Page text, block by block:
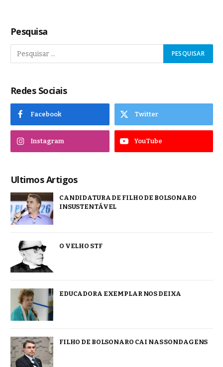
Pesquisa
Redes Sociais
Facebook Twitter
Instagram YouTube
Ultimos Artigos
CANDIDATURA DE FILHO DE BOLSONARO
INSUSTENTÁVEL
O VELHO STF
EDUCADORA EXEMPLAR NOS DEIXA
FILHO DE BOLSONARO CAI NAS SONDAGENS